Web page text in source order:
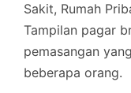
Sakit, Rumah
Tampilan pagar
pemasangan
beberapa orang.